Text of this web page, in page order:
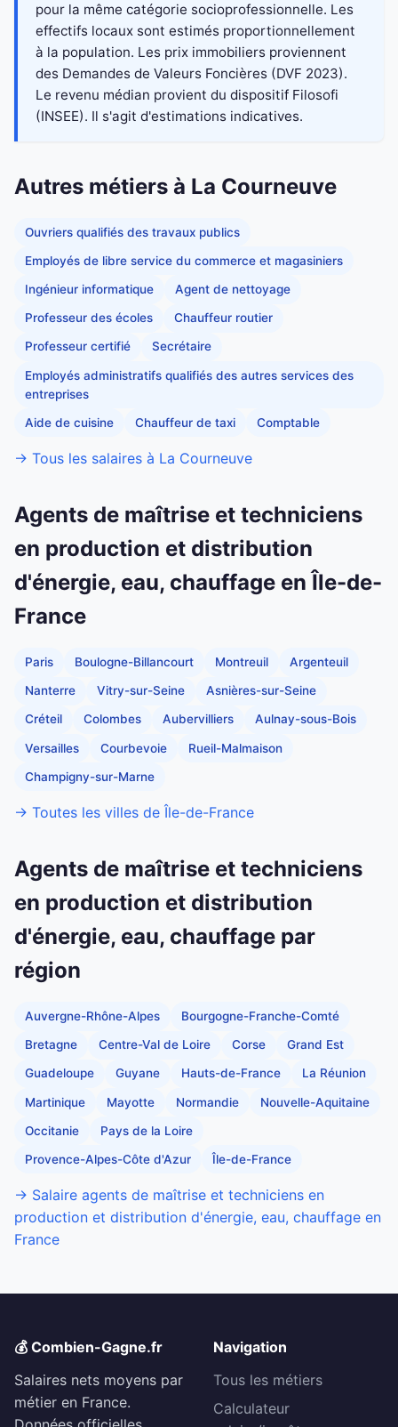
pour la même catégorie socioprofessionnelle. Les
effectifs locaux sont estimés proportionnellement
à la population. Les prix immobiliers proviennent
des Demandes de Valeurs Foncières (DVF 2023).
Le revenu médian provient du dispositif Filosofi
(INSEE). Il s'agit d'estimations indicatives.
Autres métiers à La Courneuve
Ouvriers qualifiés des travaux publics
Employés de libre service du commerce et magasiniers
Ingénieur informatique Agent de nettoyage
Professeur des écoles Chauffeur routier
Professeur certifié Secrétaire
Employés administratifs qualifiés des autres services des
entreprises
Aide de cuisine Chauffeur de taxi Comptable
→ Tous les salaires à La Courneuve
Agents de maîtrise et techniciens
en production et distribution
d'énergie, eau, chauffage en Île-de-
France
Paris Boulogne-Billancourt Montreuil Argenteuil
Nanterre Vitry-sur-Seine Asnières-sur-Seine
Créteil Colombes Aubervilliers Aulnay-sous-Bois
Versailles Courbevoie Rueil-Malmaison
Champigny-sur-Marne
→ Toutes les villes de Île-de-France
Agents de maîtrise et techniciens
en production et distribution
d'énergie, eau, chauffage par
région
Auvergne-Rhône-Alpes Bourgogne-Franche-Comté
Bretagne Centre-Val de Loire Corse Grand Est
Guadeloupe Guyane Hauts-de-France La Réunion
Martinique Mayotte Normandie Nouvelle-Aquitaine
Occitanie Pays de la Loire
Provence-Alpes-Côte d'Azur Île-de-France
→ Salaire agents de maîtrise et techniciens en
production et distribution d'énergie, eau, chauffage en
France
💰 Combien-Gagne.fr
Salaires nets moyens par
métier en France.
Navigation
Tous les métiers
Calculateur